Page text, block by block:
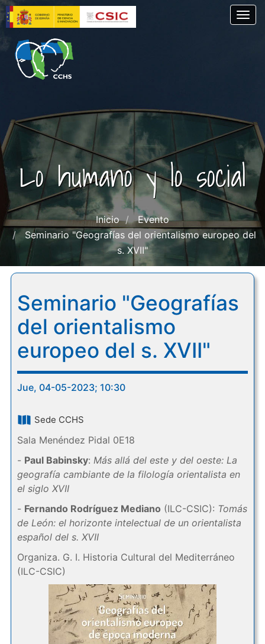
Pasar
al
contenido
principal
Lo humano y lo social
Inicio
Evento
Seminario "Geografías del orientalismo europeo del
s. XVII"
Seminario "Geografías
del orientalismo
europeo del s. XVII"
Jue, 04-05-2023; 10:30
Sede CCHS
Sala Menéndez Pidal 0E18
- Paul Babinsky: Más allá del este y del oeste: La
geografía cambiante de la filología orientalista en
el siglo XVII
- Fernando Rodríguez Mediano (ILC-CSIC): Tomás
de León: el horizonte intelectual de un orientalista
español del s. XVII
Organiza. G. I. Historia Cultural del Mediterráneo
(ILC-CSIC)